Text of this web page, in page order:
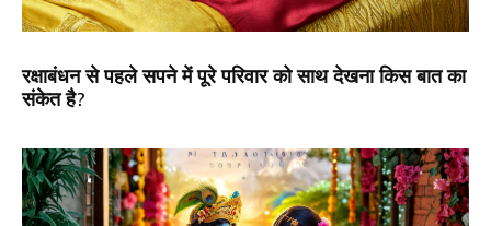
रक्षाबंधन से पहले सपने में पूरे परिवार को साथ देखना किस बात का
संकेत है?